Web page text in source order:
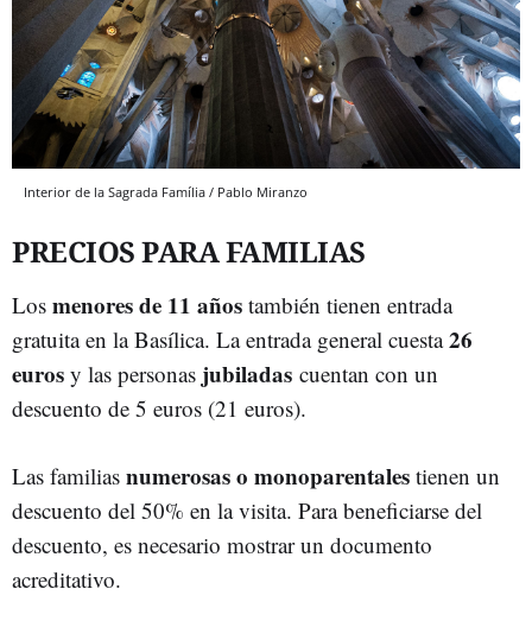
Interior de la Sagrada Família / Pablo Miranzo
PRECIOS PARA FAMILIAS
Los menores de 11 años también tienen entrada
gratuita en la Basílica. La entrada general cuesta26
euros y las personas jubiladas cuentan con un
descuento de 5 euros (21 euros).
Las familias numerosas o monoparentales tienen un
descuento del 50% en la visita. Para beneficiarse del
descuento, es necesario mostrar un documento
acreditativo.